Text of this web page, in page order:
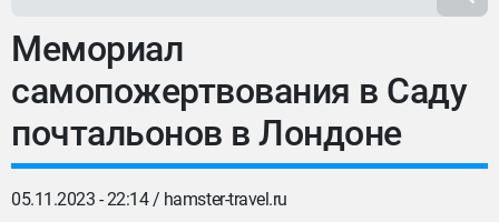
Мемориал
самопожертвования в Саду
почтальонов в Лондоне
05.11.2023 - 22:14 / hamster-travel.ru